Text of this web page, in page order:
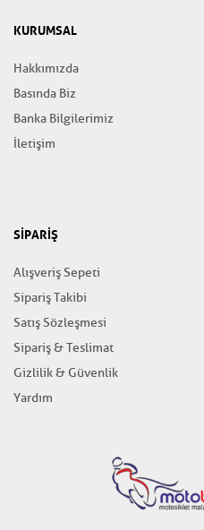
KURUMSAL
Hakkımızda
Basında Biz
Banka Bilgilerimiz
İletişim
SİPARİŞ
Alışveriş Sepeti
Sipariş Takibi
Satış Sözleşmesi
Sipariş & Teslimat
Gizlilik & Güvenlik
Yardım